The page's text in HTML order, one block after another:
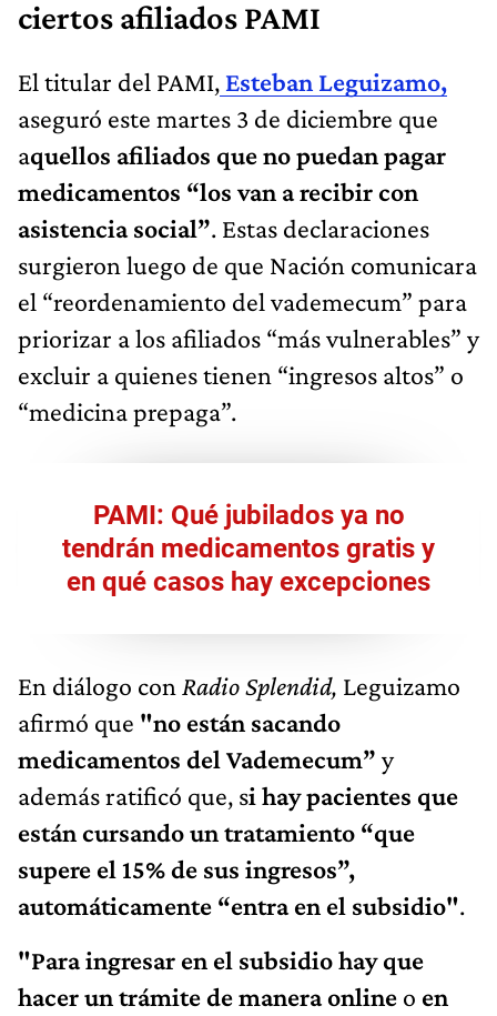
ciertos afiliados PAMI
El titular del PAMI, Esteban Leguizamo,
aseguró este martes 3 de diciembre que
aquellos afiliados que no puedan pagar
medicamentos “los van a recibir con
asistencia social”. Estas declaraciones
surgieron luego de que Nación comunicara
el “reordenamiento del vademecum” para
priorizar a los afiliados “más vulnerables” y
excluir a quienes tienen “ingresos altos” o
“medicina prepaga”.
PAMI: Qué jubilados ya no
tendrán medicamentos gratis y
en qué casos hay excepciones
En diálogo con Radio Splendid, Leguizamo
afirmó que "no están sacando
medicamentos del Vademecum” y
además ratificó que, si hay pacientes que
están cursando un tratamiento “que
supere el 15% de sus ingresos”,
automáticamente “entra en el subsidio".
"Para ingresar en el subsidio hay que
hacer un trámite de manera online o en